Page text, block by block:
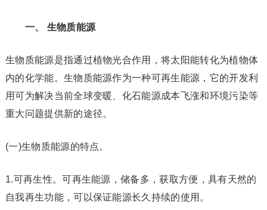
一、 生物质能源
生物质能源是指通过植物光合作用，将太阳能转化为植物体
内的化学能。生物质能源作为一种可再生能源，它的开发利
用可为解决当前全球变暖、化石能源成本飞涨和环境污染等
重大问题提供新的途径。
(一)生物质能源的特点。
1.可再生性。可再生能源，储备多，获取方便，具有天然的
自我再生功能，可以保证能源长久持续的使用。